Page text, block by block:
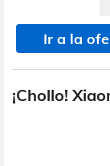
Ir a la
¡Chollo!